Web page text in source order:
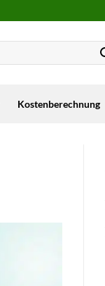
Kostenberechnung